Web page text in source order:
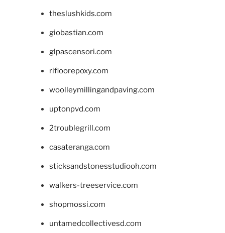
theslushkids.com
giobastian.com
glpascensori.com
rifloorepoxy.com
woolleymillingandpaving.com
uptonpvd.com
2troublegrill.com
casateranga.com
sticksandstonesstudiooh.com
walkers-treeservice.com
shopmossi.com
untamedcollectivesd.com